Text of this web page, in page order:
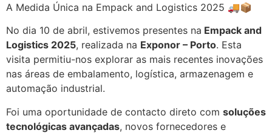
A Medida Única na Empack and Logistics 2025 🚚📦
No dia 10 de abril, estivemos presentes na Empack and
Logistics 2025, realizada na Exponor – Porto. Esta
visita permitiu-nos explorar as mais recentes inovações
nas áreas de embalamento, logística, armazenagem e
automação industrial.
Foi uma oportunidade de contacto direto com soluções
tecnológicas avançadas, novos fornecedores e